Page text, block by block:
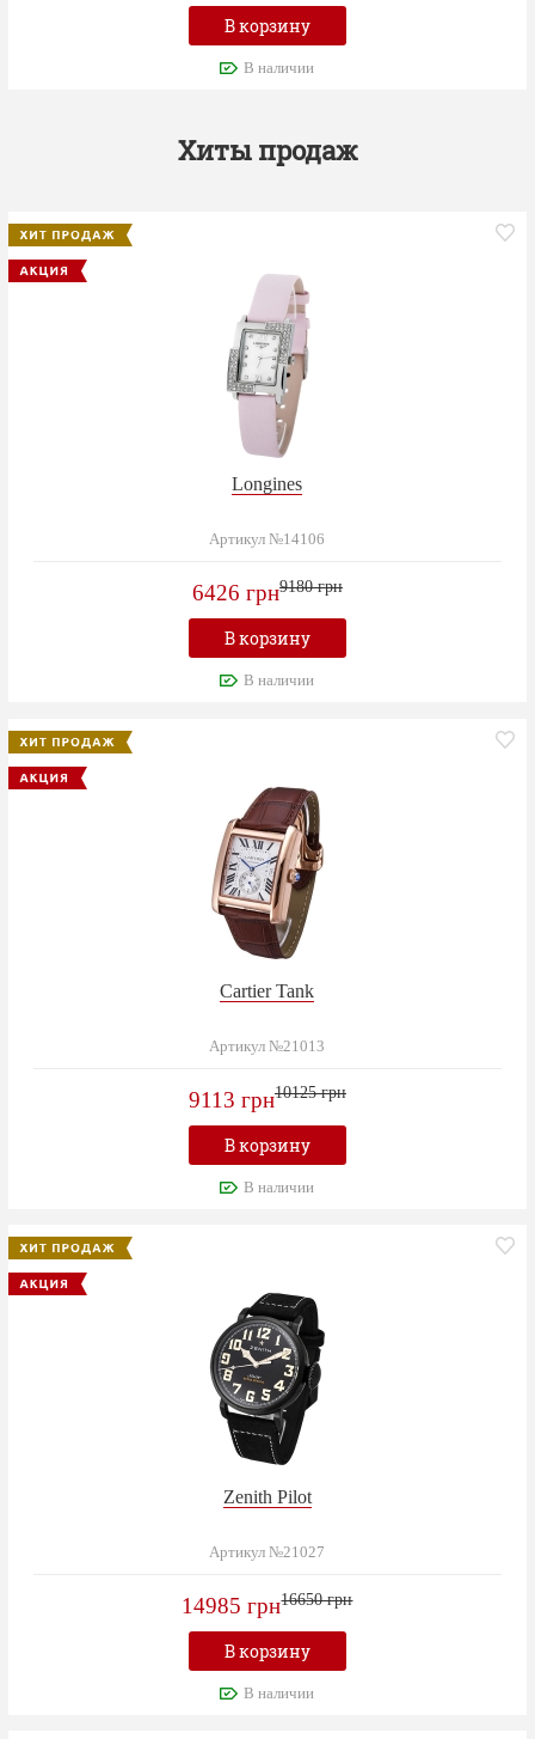
В корзину
В наличии
Хиты продаж
Longines
Артикул №14106
6426 грн9180 грн
В корзину
В наличии
Cartier Tank
Артикул №21013
9113 грн10125 грн
В корзину
В наличии
Zenith Pilot
Артикул №21027
14985 грн16650 грн
В корзину
В наличии